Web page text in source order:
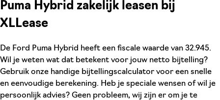
Puma Hybrid zakelijk leasen bij
XLLease
De Ford Puma Hybrid heeft een fiscale waarde van 32.945.
Wil je weten wat dat betekent voor jouw netto bijtelling?
Gebruik onze handige bijtellingscalculator voor een snelle
en eenvoudige berekening. Heb je speciale wensen of wil je
persoonlijk advies? Geen probleem, wij zijn er om je te